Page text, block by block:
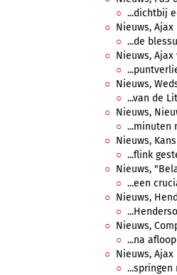
...dichtbij
Nieuws,
...de
Nieuws,
Nieuws,
...van de
Nieuws,
...minuten
Nieuws,
...flink
Nieuws,
...een
Nieuws,
Nieuws,
...na
Nieuws,